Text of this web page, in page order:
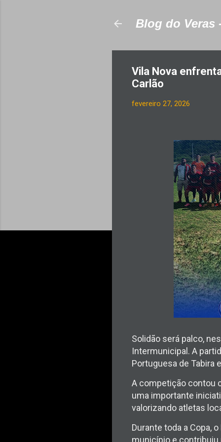
Blog do Veras
Vila Nova
Carlão
fevereiro 27, 2026
Solidão será palco,
Intermunicipal. A
Portuguesa de Tabira
A competição contou
uma importante
valorizando atletas
Durante toda a Copa,
município e contribuiu